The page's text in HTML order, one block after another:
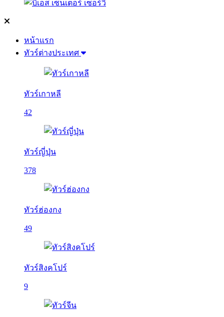
หน้าแรก
ทัวร์ต่างประเทศ
ทัวร์เกาหลี
42
ทัวร์ญี่ปุ่น
378
ทัวร์ฮ่องกง
49
ทัวร์สิงคโปร์
9